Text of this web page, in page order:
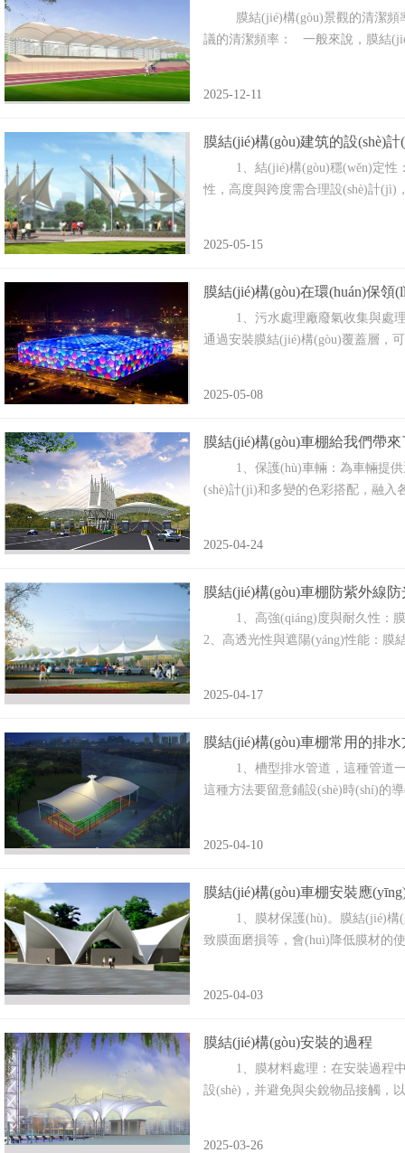
膜結(jié)構(gòu)景觀的清潔頻率因
議的清潔頻率： 一般來說，膜結
2025-12-11
膜結(jié)構(gòu)建筑的設(shè)
1、結(jié)構(gòu)穩(wěn)定性‌
性，高度與跨度需合理設(shè)計
2025-05-15
膜結(jié)構(gòu)在環(huán)保領
1、污水處理廠廢氣收集與處理 應
通過安裝膜結(jié)構(gòu)覆蓋層
2025-05-08
膜結(jié)構(gòu)車棚給我們帶
1、保護(hù)車輛‌：為車輛提供遮風
(shè)計(jì)和多變的色彩搭配，融入
2025-04-24
膜結(jié)構(gòu)車棚防紫外線
1、高強(qiáng)度與耐久性‌：膜材
2、高透光性與遮陽(yáng)性能‌：膜
2025-04-17
膜結(jié)構(gòu)車棚常用的排
1、槽型排水管道，這種管道
這種方法要留意鋪設(shè)時(shí)的導
2025-04-10
膜結(jié)構(gòu)車棚安裝應
1、膜材保護(hù)。膜結(jié)構
致膜面磨損等，會(huì)降低膜材的使
2025-04-03
膜結(jié)構(gòu)安裝的過程
1、膜材料處理：在安裝過程中
設(shè)，并避免與尖銳物品接觸
2025-03-26